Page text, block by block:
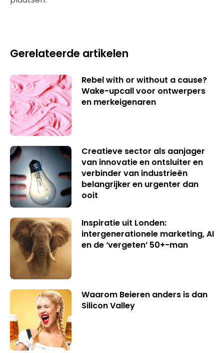
Gerelateerde artikelen
Rebel with or without a cause?
Wake-upcall voor ontwerpers
en merkeigenaren
Creatieve sector als aanjager
van innovatie en ontsluiter en
verbinder van industrieën
belangrijker en urgenter dan
ooit
Inspiratie uit Londen:
intergenerationele marketing, AI
en de ‘vergeten’ 50+-man
Waarom Beieren anders is dan
Silicon Valley